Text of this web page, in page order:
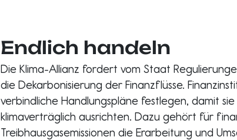
Endlich handeln
Die Klima-Allianz fordert vom Staat
die Dekarbonisierung der Finanzflüsse.
verbindliche Handlungspläne festlegen, damit
klimaverträglich ausrichten. Dazu gehört für
Treibhausgasemissionen die Erarbeitung und